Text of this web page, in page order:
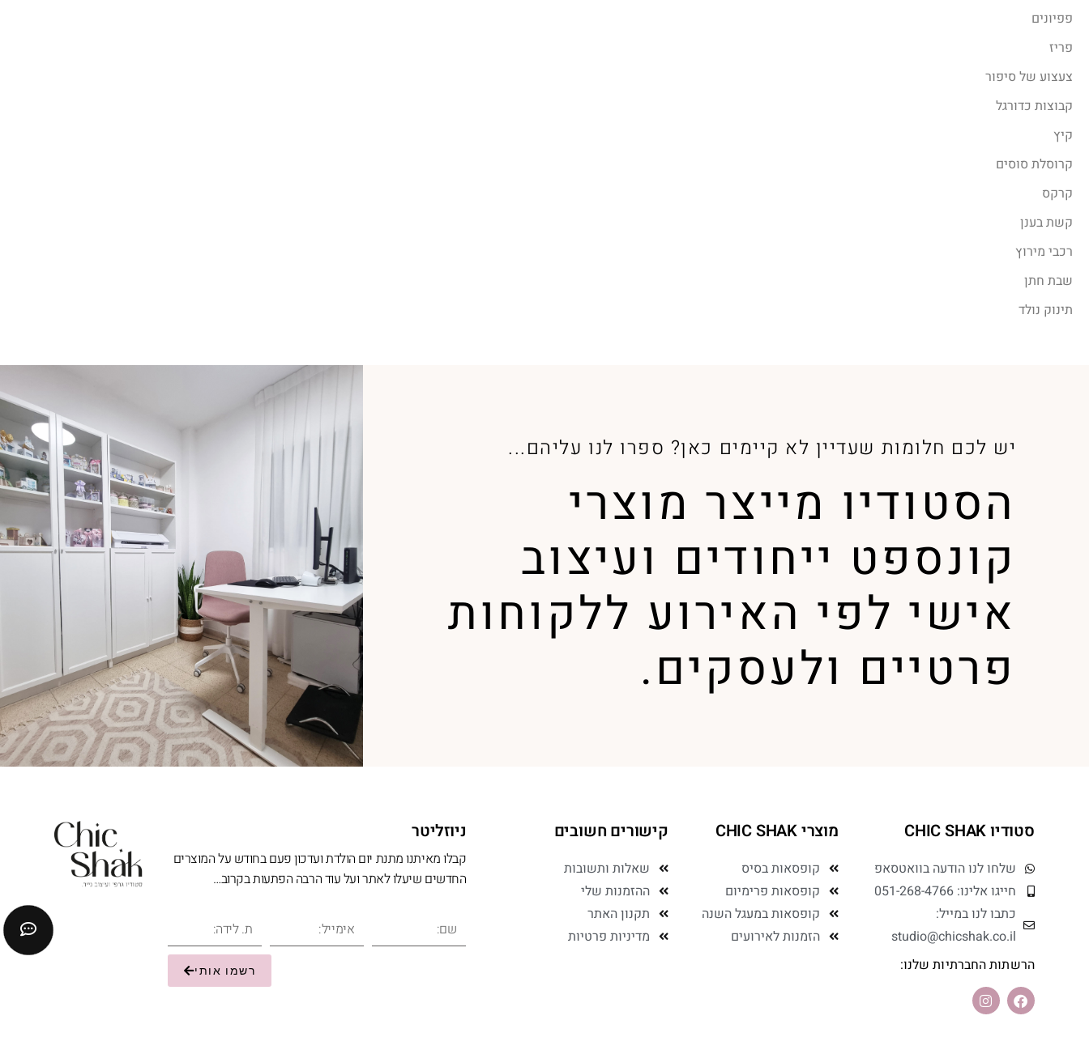
פפיונים
פריז
צעצוע של סיפור
קבוצות כדורגל
קיץ
קרוסלת סוסים
קרקס
קשת בענן
רכבי מירוץ
שבת חתן
תינוק נולד
יש לכם חלומות שעדיין לא קיימים כאן? ספרו לנו עליהם...
הסטודיו מייצר מוצרי
קונספט ייחודים ועיצוב
אישי לפי האירוע ללקוחות
פרטיים ולעסקים.
סטודיו CHIC SHAK
שלחו לנו הודעה בוואטסאפ
חייגו אלינו: 051-268-4766
כתבו לנו במייל:
studio@chicshak.co.il
הרשתות החברתיות שלנו:
מוצרי CHIC SHAK
קופסאות בסיס
קופסאות פרימיום
קופסאות במעגל השנה
הזמנות לאירועים
קישורים חשובים
שאלות ותשובות
ההזמנות שלי
תקנון האתר
מדיניות פרטיות
ניוזליטר
קבלו מאיתנו מתנת יום הולדת ועדכון פעם בחודש על המוצרים
החדשים שיעלו לאתר ועל עוד הרבה הפתעות בקרוב…
רשמו אותי